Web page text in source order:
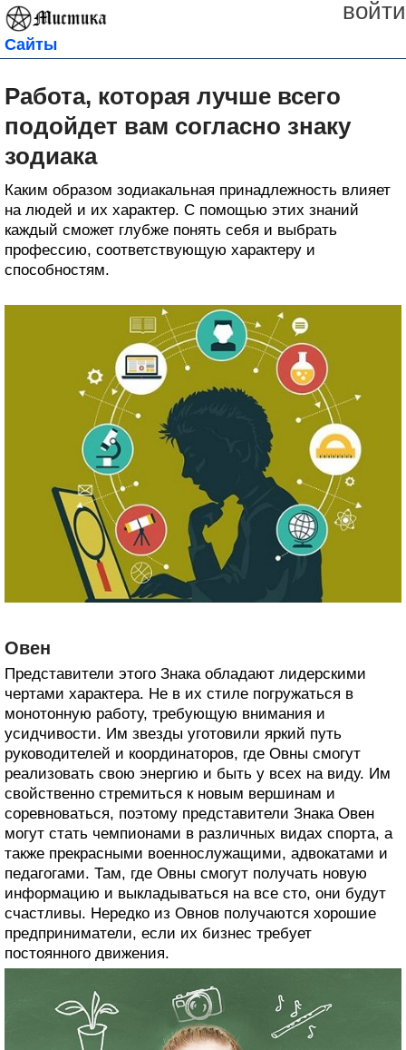
войти
Сайты
Работа, которая лучше всего
подойдет вам согласно знаку
зодиака
Каким образом зодиакальная принадлежность влияет
на людей и их характер. С помощью этих знаний
каждый сможет глубже понять себя и выбрать
профессию, соответствующую характеру и
способностям.
Овен
Представители этого Знака обладают лидерскими
чертами характера. Не в их стиле погружаться в
монотонную работу, требующую внимания и
усидчивости. Им звезды уготовили яркий путь
руководителей и координаторов, где Овны смогут
реализовать свою энергию и быть у всех на виду. Им
свойственно стремиться к новым вершинам и
соревноваться, поэтому представители Знака Овен
могут стать чемпионами в различных видах спорта, а
также прекрасными военнослужащими, адвокатами и
педагогами. Там, где Овны смогут получать новую
информацию и выкладываться на все сто, они будут
счастливы. Нередко из Овнов получаются хорошие
предприниматели, если их бизнес требует
постоянного движения.